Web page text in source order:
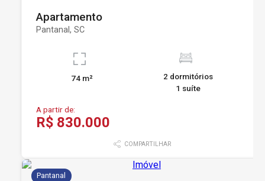
Apartamento
Pantanal, SC
74 m²
2 dormitórios
1 suíte
A partir de:
R$ 830.000
COMPARTILHAR
Pantanal